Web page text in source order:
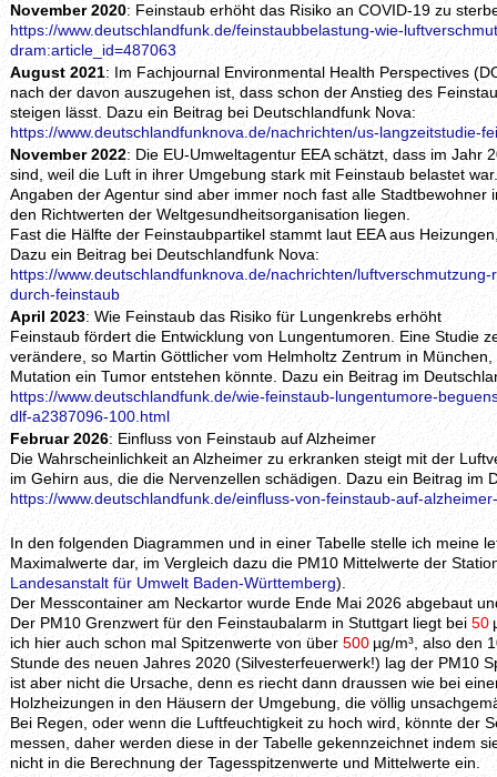
November 2020: Feinstaub erhöht das Risiko an COVID-19 zu
https://www.deutschlandfunk.de/feinstaubbelastung-wie-
dram:article_id=487063
August 2021: Im Fachjournal Environmental Health Perspectives
nach der davon auszugehen ist, dass schon der Anstieg des
steigen lässt. Dazu ein Beitrag bei Deutschlandfunk Nova:
https://www.deutschlandfunknova.de/nachrichten/us-langzeitstudie-
November 2022: Die EU-Umweltagentur EEA schätzt, dass im Jahr
sind, weil die Luft in ihrer Umgebung stark mit Feinstaub belastet
Angaben der Agentur sind aber immer noch fast alle
den Richtwerten der Weltgesundheitsorganisation liegen.
Fast die Hälfte der Feinstaubpartikel stammt laut EEA aus
Dazu ein Beitrag bei Deutschlandfunk Nova:
https://www.deutschlandfunknova.de/nachrichten/
durch-feinstaub
April 2023: Wie Feinstaub das Risiko für Lungenkrebs erhöht
Feinstaub fördert die Entwicklung von Lungentumoren. Eine Studie
verändere, so Martin Göttlicher vom Helmholtz Zentrum in
Mutation ein Tumor entstehen könnte. Dazu ein Beitrag im
https://www.deutschlandfunk.de/wie-feinstaub-lungentumore-
dlf-a2387096-100.html
Februar 2026: Einfluss von Feinstaub auf Alzheimer
Die Wahrscheinlichkeit an Alzheimer zu erkranken steigt mit der
im Gehirn aus, die die Nervenzellen schädigen. Dazu ein Beitrag im
https://www.deutschlandfunk.de/einfluss-von-feinstaub-auf-
In den folgenden Diagrammen und in einer Tabelle stelle ich meine
Maximalwerte dar, im Vergleich dazu die PM10 Mittelwerte der
Landesanstalt für Umwelt Baden-Württemberg).
Der Messcontainer am Neckartor wurde Ende Mai 2026 abgebaut
Der PM10 Grenzwert für den Feinstaubalarm in Stuttgart liegt bei 50
ich hier auch schon mal Spitzenwerte von über 500 µg/m³, also den
Stunde des neuen Jahres 2020 (Silvesterfeuerwerk!) lag der PM10
ist aber nicht die Ursache, denn es riecht dann draussen wie bei
Holzheizungen in den Häusern der Umgebung, die völlig
Bei Regen, oder wenn die Luftfeuchtigkeit zu hoch wird, könnte der
messen, daher werden diese in der Tabelle gekennzeichnet indem
nicht in die Berechnung der Tagesspitzenwerte und Mittelwerte ein.